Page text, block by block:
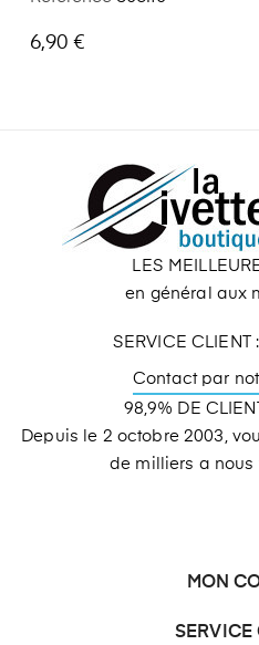
6,90 €
LES
en général aux
SERVICE CLIENT
Contact par
98,9% DE
Depuis le 2 octobre 2003,
de milliers a
MON
SERVICE